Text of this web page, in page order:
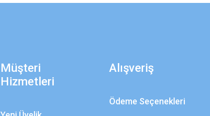
Müşteri
Hizmetleri
Alışveriş
Ödeme Seçenekleri